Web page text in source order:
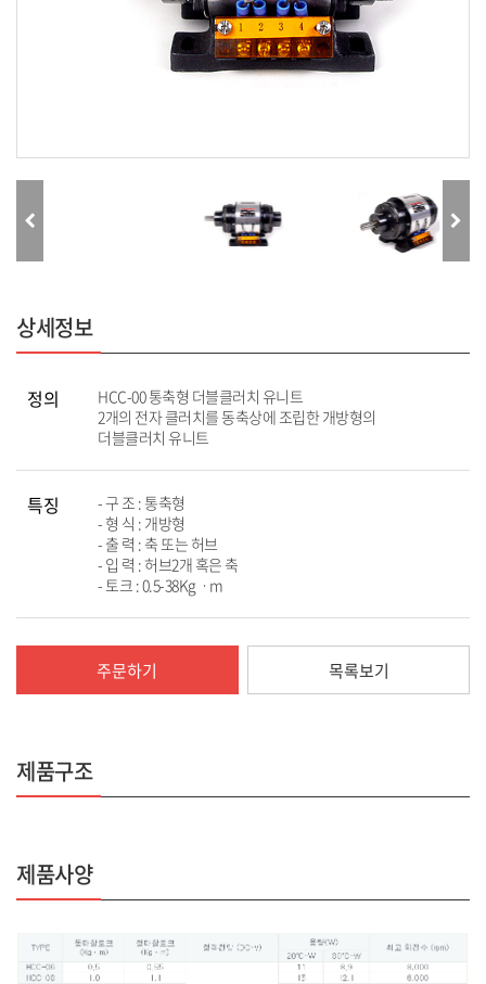
상세정보
정의
HCC-00 통축형 더블클러치 유니트
2개의 전자 클러치를 동축상에 조립한 개방형의
더블클러치 유니트
특징
- 구 조 : 통축형
- 형 식 : 개방형
- 출 력 : 축 또는 허브
- 입 력 : 허브2개 혹은 축
- 토크 : 0.5-38Kgㆍm
주문하기 목록보기
제품구조
제품사양